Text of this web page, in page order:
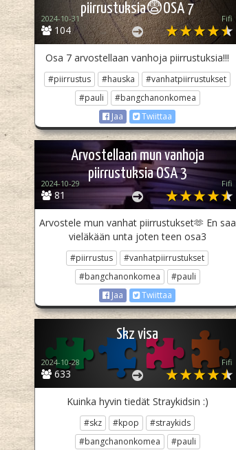
piirrustuksia😨OSA 7
104
2024-10-31 Fifi
Osa 7 arvostellaan vanhoja piirrustuksia!!!
#piirrustus #hauska
#vanhatpiirrustukset
#pauli
#bangchanonkomea
Jaa
Twiittaa
Arvostellaan mun vanhoja
piirrustuksia OSA 3
81
2024-10-29 Fifi
Arvostele mun vanhat piirrustukset🫶 En saa
vieläkään unta joten teen osa3
#piirrustus
#vanhatpiirrustukset
#bangchanonkomea
#pauli
Jaa
Twiittaa
Skz visa
633
2024-10-28 Fifi
Kuinka hyvin tiedät Straykidsin :)
#skz #kpop
#straykids
#bangchanonkomea
#pauli